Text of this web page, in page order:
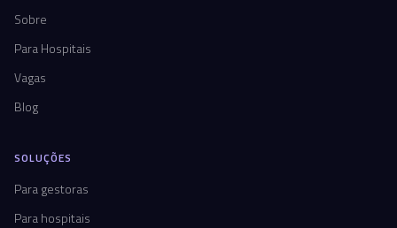
Sobre
Para Hospitais
Vagas
Blog
SOLUÇÕES
Para gestoras
Para hospitais